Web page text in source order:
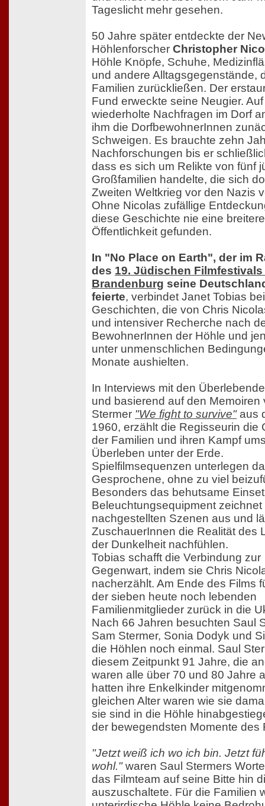
Tageslicht mehr gesehen.
50 Jahre später entdeckte der
Höhlenforscher Christopher
Höhle Knöpfe, Schuhe,
und andere Alltagsgegenstände,
Familien zurückließen. Der
Fund erweckte seine Neugier. Auf
wiederholte Nachfragen im Dorf
ihm die DorfbewohnerInnen
Schweigen. Es brauchte zehn
Nachforschungen bis er
dass es sich um Relikte von fünf
Großfamilien handelte, die sich
Zweiten Weltkrieg vor den Nazis
Ohne Nicolas zufällige
diese Geschichte nie eine breitere
Öffentlichkeit gefunden.
In "No Place on Earth", der im
des 19. Jüdischen
Brandenburg seine
feierte, verbindet Janet Tobias
Geschichten, die von Chris
und intensiver Recherche nach
BewohnerInnen der Höhle und
unter unmenschlichen
Monate aushielten.
In Interviews mit den
und basierend auf den Memoiren
Stermer "We fight to survive"aus
1960, erzählt die Regisseurin die
der Familien und ihren Kampf
Überleben unter der Erde.
Spielfilmsequenzen unterlegen
Gesprochene, ohne zu viel
Besonders das behutsame
Beleuchtungsequipment zeichnet
nachgestellten Szenen aus und
ZuschauerInnen die Realität des
der Dunkelheit nachfühlen.
Tobias schafft die Verbindung zur
Gegenwart, indem sie Chris
nacherzählt. Am Ende des Films
der sieben heute noch lebenden
Familienmitglieder zurück in die
Nach 66 Jahren besuchten Saul
Sam Stermer, Sonia Dodyk und
die Höhlen noch einmal. Saul
diesem Zeitpunkt 91 Jahre, die
waren alle über 70 und 80 Jahre
hatten ihre Enkelkinder
gleichen Alter waren wie sie
sie sind in die Höhle
der bewegendsten Momente des
"Jetzt weiß ich wo ich bin. Jetzt
wohl."waren Saul Stermers
das Filmteam auf seine Bitte hin
auszuschaltete. Für die Familien